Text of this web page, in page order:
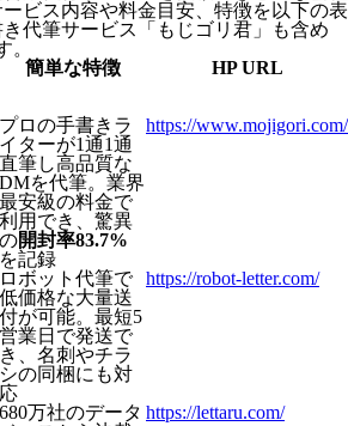
ビス内容や料金目安、特徴を以下の表
代筆サービス「もじゴリ君」も含め
。
簡単な特徴 HP URL
プロの手書きラ
イターが1通1通
直筆し高品質な
DMを代筆。業界
最安級の料金で
利用でき、驚異
の開封率83.7%
を記録
https://www.mojigori.com/
ロボット代筆で
低価格な大量送
付が可能。最短5
営業日で発送で
き、名刺やチラ
シの同梱にも対
応
https://robot-letter.com/
680万社のデータ https://lettaru.com/